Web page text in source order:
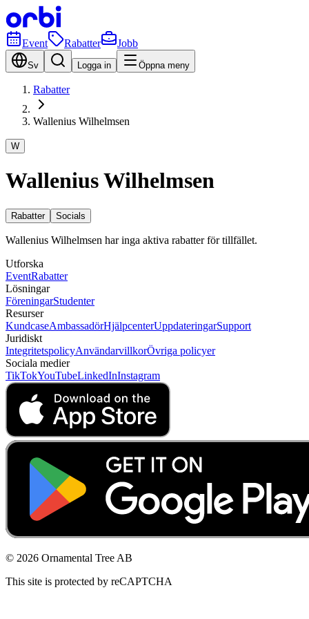
Event Rabatter Jobb
Sv Logga in Öppna meny
Rabatter
Wallenius Wilhelmsen
W
Wallenius Wilhelmsen
Rabatter Socials
Wallenius Wilhelmsen har inga aktiva rabatter för tillfället.
Utforska
EventRabatter
Lösningar
FöreningarStudenter
Resurser
KundcaseAmbassadörHjälpcenterUppdateringarSupport
Juridiskt
IntegritetspolicyAnvändarvillkorÖvriga policyer
Sociala medier
TikTokYouTubeLinkedInInstagram
© 2026 Ornamental Tree AB
This site is protected by reCAPTCHA